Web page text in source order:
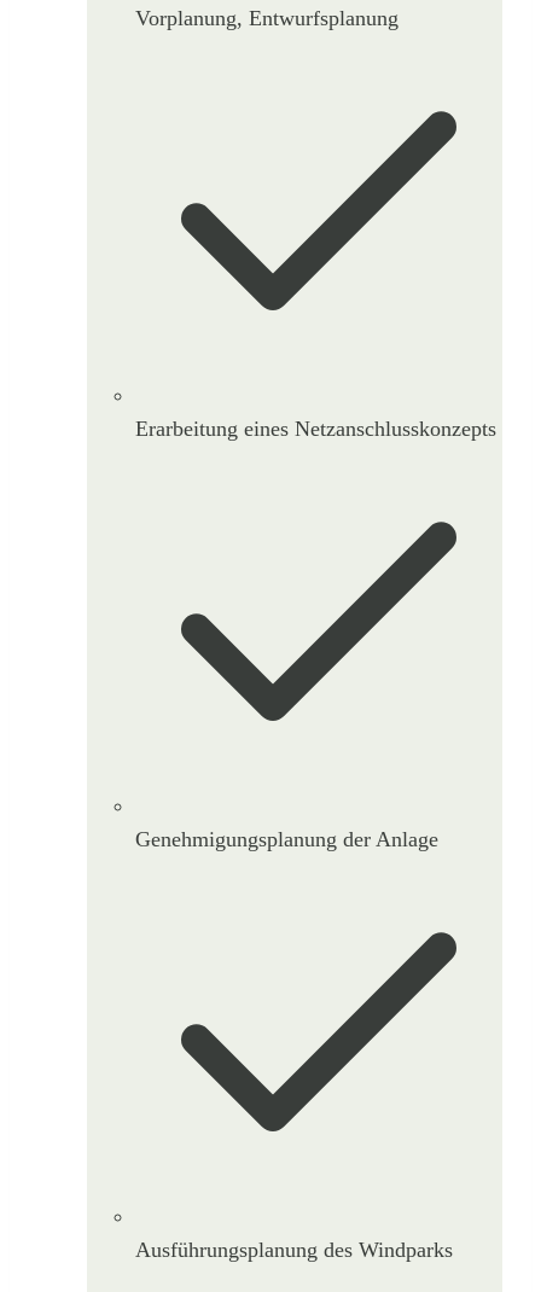
Vorplanung, Entwurfsplanung
Erarbeitung eines Netzanschlusskonzepts
Genehmigungsplanung der Anlage
Ausführungsplanung des Windparks